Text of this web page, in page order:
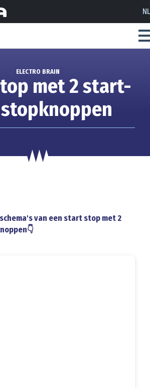
NL
ELECTRO BRAIN
met 2 start-
van een start stop met 2